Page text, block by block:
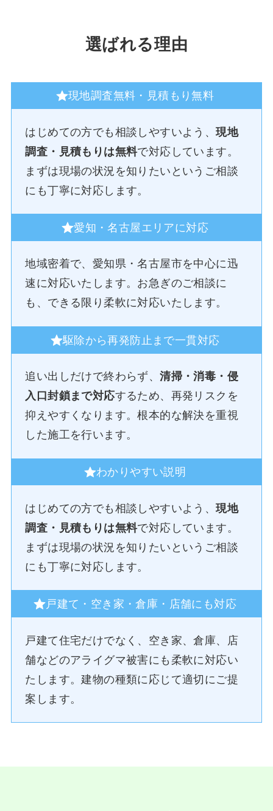
選ばれる理由
現地調査無料・見積もり無料
はじめての方でも相談しやすいよう、現地
調査・見積もりは無料で対応しています。
まずは現場の状況を知りたいというご相談
にも丁寧に対応します。
愛知・名古屋エリアに対応
地域密着で、愛知県・名古屋市を中心に迅
速に対応いたします。お急ぎのご相談に
も、できる限り柔軟に対応いたします。
駆除から再発防止まで一貫対応
追い出しだけで終わらず、清掃・消毒・侵
入口封鎖まで対応するため、再発リスクを
抑えやすくなります。根本的な解決を重視
した施工を行います。
わかりやすい説明
はじめての方でも相談しやすいよう、現地
調査・見積もりは無料で対応しています。
まずは現場の状況を知りたいというご相談
にも丁寧に対応します。
戸建て・空き家・倉庫・店舗にも対応
戸建て住宅だけでなく、空き家、倉庫、店
舗などのアライグマ被害にも柔軟に対応い
たします。建物の種類に応じて適切にご提
案します。